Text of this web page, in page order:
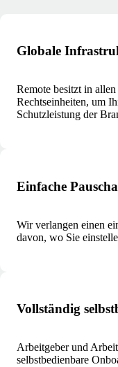
Globale
Remote besitzt in
Rechtseinheiten, um
Schutzleistung der
Einfache
Wir verlangen einen
davon, wo Sie
Vollständig
Arbeitgeber und
selbstbedienbare